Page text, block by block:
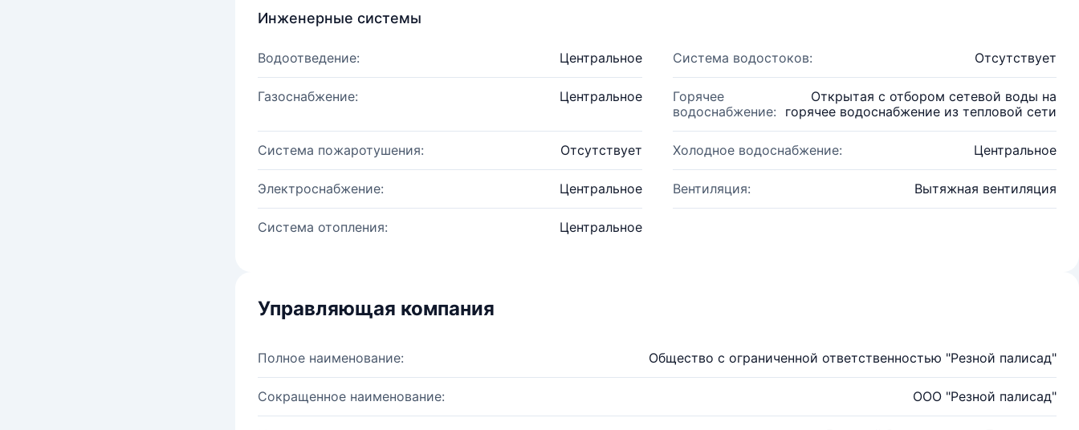
Инженерные системы
Водоотведение: Центральное Система водостоков: Отсутствует
Газоснабжение: Центральное
Горячее
водоснабжение:
Открытая с отбором сетевой воды на
горячее водоснабжение из тепловой сети
Система пожаротушения: Отсутствует Холодное водоснабжение: Центральное
Электроснабжение: Центральное Вентиляция: Вытяжная вентиляция
Система отопления: Центральное
Управляющая компания
Полное наименование: Общество с ограниченной ответственностью "Резной палисад"
Сокращенное наименование: ООО "Резной палисад"